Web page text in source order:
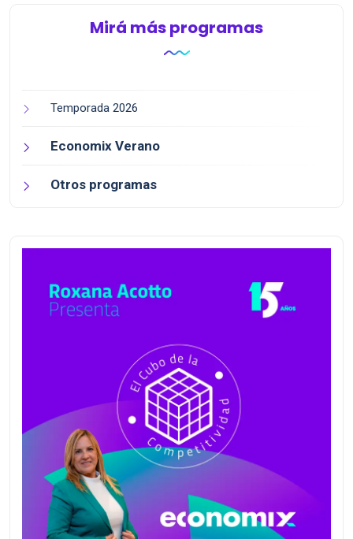
Mirá más programas
Temporada 2026
Economix Verano
Otros programas